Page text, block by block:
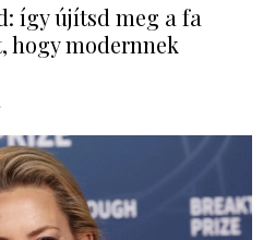
így újítsd meg a fa
hogy modernnek